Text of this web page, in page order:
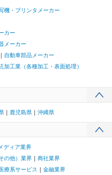
機・プリンタメーカー
カー
メーカー
自動車部品メーカー
加工業（各種加工・表面処理）
鹿児島県 沖縄県
ディア業界
の他）業界
商社業界
療系サービス
金融業界